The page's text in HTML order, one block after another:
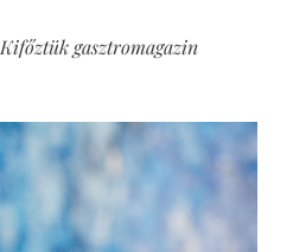
Kifőztük gasztromagazin